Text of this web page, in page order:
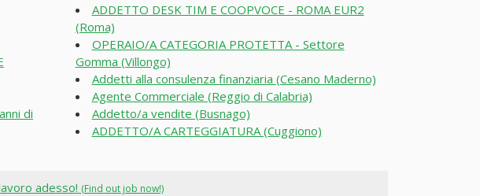
di
ADDETTO DESK TIM E COOPVOCE - ROMA EUR2
(Roma)
OPERAIO/A CATEGORIA PROTETTA - Settore
Gomma (Villongo)
Addetti alla consulenza finanziaria (Cesano Maderno)
Agente Commerciale (Reggio di Calabria)
Addetto/a vendite (Busnago)
ADDETTO/A CARTEGGIATURA (Cuggiono)
adesso! (Find out job now!)